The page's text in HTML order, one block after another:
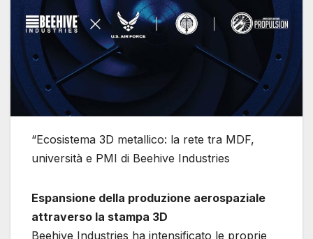
“Ecosistema 3D metallico: la rete tra MDF,
università e PMI di Beehive Industries
Espansione della produzione aerospaziale
attraverso la stampa 3D
Beehive Industries ha intensificato le proprie